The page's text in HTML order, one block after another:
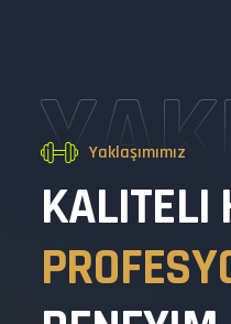
Yaklaşımımız
KALITELI
PROFESY